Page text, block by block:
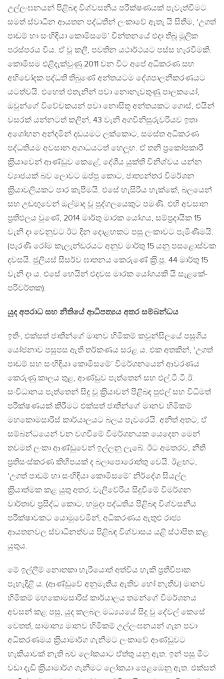
උල්ලංඝනයන් පිළිබඳ විශ්වසනීය පරීක්ෂණයක් පැවැත්වීමට
සමත් ස්වාධීන ආයතන පද්ධතීන් ලංකාවේ ඇතැ යි සිතීම, ‘උගත්
පාඩම් හා සංහිඳියා කොමිසමේ’ චින්තනයේ එදා තිබූ මූලික
පරස්පරය විය. ඒ වූ කලී, පවතින යථාර්ථයට පස්ස හැරවීමකි.
කොමිසම එළිදැක්වුණු 2011 වන විට අපේ අධිකරණ සහ
අභිචෝදක පද්ධති තිබුණේ අන්තයටම දේශපාලනීකරණයට
යටත්වයි. එහෙත් එතැනින් පවා නොනැවතුණු පාලකයෝ,
ඔවුන්ගේ විවේචකයන් පවා නොසිතූ අන්තයකට ගොස්, එයින්
වසරක් යන්නටත් කලින්, 43 වැනි අගවිනිසුරුවරියව ඉතා
අශෝභන අන්දමින් දඩයමට ලක්කොට, සමස්ත අධිකරණ
පද්ධතියම අවසාන අගාධයටත් හෙලූහ. ඒ තනි ප‍්‍රකෝපකාරී
ක‍්‍රියාවෙන් ආණ්ඩුව කෙළේ, දේශීය යුක්ති විනිශ්චය යන්න
ව්‍යාජයක් බව ලොවට ඔප්පු කොට, ජාත්‍යන්තර විමර්ශන
ක‍්‍රියාවලියකට පාර කැපීමයි. එසේ හැසිරිය හැක්කේ, බලයෙන්
සහ උඬඟුවෙන් ඔල්මාද වූ පුද්ගලයෙකුට පමණි. එහි අවසාන
ප‍්‍රතිඵලය වුණේ, 2014 මාර්තු මාරක යෝගය, සම්ප‍්‍රදායික 15
වැනි දා වෙනුවට ඊට දින දොළහකට පසු ලංකාවට පැමිණීමයි.
(පැරණි රෝම කැලැන්ඩරයට අනුව මාර්තු 15 යනු පසළොස්වක
දවසයි. ජුලියස් සීසර්ව ඝාතනය කෙරුණේ ක‍්‍රි.පූ. 44 මාර්තු 15
වැනි දා ය. එසේ හෙයින් එදවස මාරක යෝගයකි යි සැළකේ-
පරිවර්තක).
යුද අපරාධ සහ නීතියේ ආධිපත්‍යය අතර සම්බන්ධය
ඉතිං, එක්සත් ජාතීන්ගේ මානව හිමිකම් කවුන්සිලයේ පසුගිය
යෝජනාව පසුපස ඇති තර්කණය සරළ ය. එක අතකින්, ‘උගත්
පාඩම් සහ සංහිඳියා කොමිසමේ’ විමර්ශනයෙන් ආවරණය
කෙරුණු කාලය තුළ, ආණ්ඩුව පැත්තෙන් සහ එල්.ටී.ටී.ඊ.
සංවිධානය පැත්තෙන් සිදු වූ ක‍්‍රියාවන් පිළිබඳ පුළුල් සහ විධිමත්
පරීක්ෂණයක් කිරීමට එක්සත් ජාතීන්ගේ මානව හිමිකම්
මහකොමසාරිස් කාර්යාලයට බලය පැවරෙයි. අනිත් අතට, ඒ
සම්බන්ධයෙන් වන වගවීමේ විමර්ශනයක යෙදෙන මෙන්
තවමත් ලංකා ආණ්ඩුවෙන් ඉල්ලනු ලැබේ. ඊට අමතරව, නීති
ප‍්‍රතිසංස්කරණ කිහිපයක් ද බලාපොරොත්තු වෙයි. ඊළඟට,
‘උගත් පාඩම් හා සංහිඳියා කොමිසමේ’ නිර්දේශ සියල්ල
ක‍්‍රියාත්මක කළ යුතු අතර, වැලිවේරිය සිදුවීමේ විමර්ශන
වාර්තාව ප‍්‍රසිද්ධ කොට, හමුදා පද්ධතිය පිළිබඳ විශ්වසනීය
පරීක්ෂාවකට යොමුවෙමින්, අධිකරණය ඇතුළු රාජ්‍ය
ආයතනවල ස්වාධීනත්වය පිළිබඳ විශ්වාසය යළි ස්ථාපිත කළ
යුතුය.
මේ ඉල්ලීම් නොතකා හැරියොත් අත්විය හැකි ප‍්‍රතිවිපාක
පැහැදිළි ය. (ආණ්ඩුවේ අනුමැතිය ඇතිව හෝ නැතිව) මානව
හිමිකම් මහකොමසාරිස් කාර්යාලය තමන්ගේ විමර්ශනය
අවසන් කළ පසු, යුද කලබල මධ්‍යයයේ සිදු වු දේවල් කෙසේ
වෙතත්, සාමාන්‍ය මානව හිමිකම් උල්ලංඝනයන් ගැන පවා
අධිකරණමය ක‍්‍රියාමාර්ග ගැනීමට ලංකාවේ ආණ්ඩුවට
හැකියාවක් නැති බව ලෝකයාට ඒත්තු යනු ඇත. ඉන් පසු මීට
වඩා දැඩි ක‍්‍රියාමාර්ග ගැනීමට ලෝකයා පෙළඹෙනු ඇත. එක්සත්